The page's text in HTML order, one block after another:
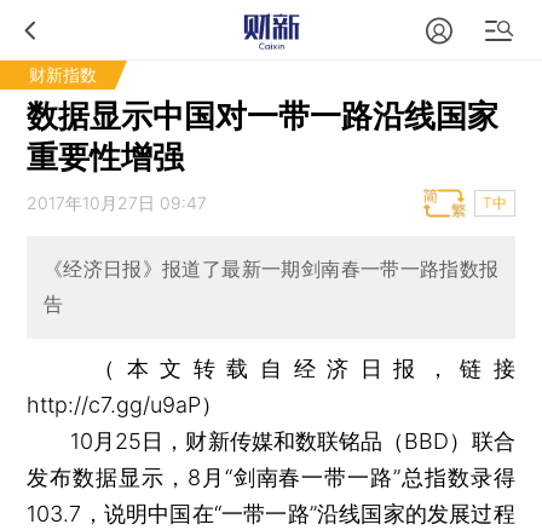
财新指数
数据显示中国对一带一路沿线国家
重要性增强
2017年10月27日 09:47 T中
《经济日报》报道了最新一期剑南春一带一路指数报
告
（本文转载自经济日报，链接
http://c7.gg/u9aP）
10月25日，财新传媒和数联铭品（BBD）联合
发布数据显示，8月“剑南春一带一路”总指数录得
103.7，说明中国在“一带一路”沿线国家的发展过程